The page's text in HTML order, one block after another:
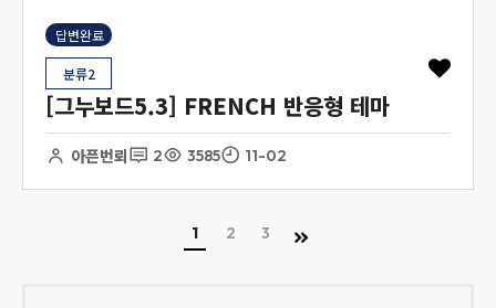
답변완료
분류2
[그누보드5.3] FRENCH 반응형 테마
아픈번뢰 2 3585 11-02
1 2 3